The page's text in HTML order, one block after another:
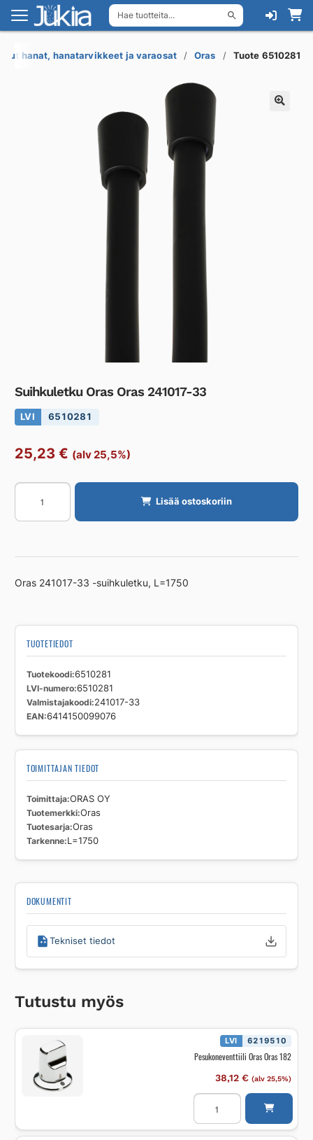
Hae tuotteita...
Siirry
navigointiin
Siirry
sisältöön
hanat, hanatarvikkeet ja varaosat Oras Tuote 6510281
Suihkuletku Oras Oras 241017-33
LVI 6510281
25,23 € (alv 25,5%)
Suihkuletku
Oras
33
Lisää ostoskoriin
Oras 241017-33 -suihkuletku, L=1750
TUOTETIEDOT
Tuotekoodi 6510281
LVI-numero 6510281
Valmistajakoodi 241017-33
EAN 6414150099076
TOIMITTAJAN TIEDOT
Toimittaja ORAS OY
Tuotemerkki Oras
Tuotesarja Oras
Tarkenne L=1750
DOKUMENTIT
Tekniset tiedot
Tutustu myös
LVI 6219510
Pesukoneventtiili Oras Oras 182
38,12 € (alv 25,5%)
Pesukoneventtiili
182
määrä